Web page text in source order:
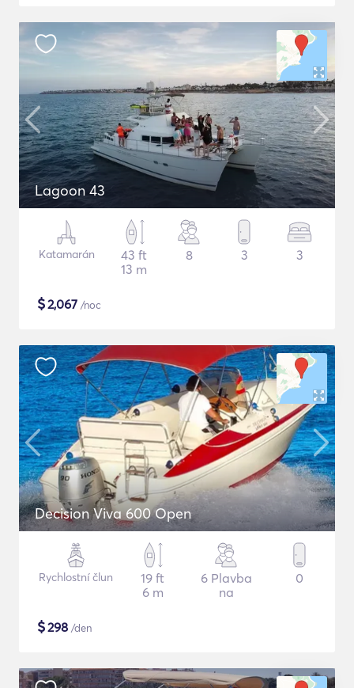
Lagoon 43
Katamarán
43 ft
13 m
8 3 3
$2,067 /noc
Decision Viva 600 Open
Rychlostní člun
19 ft
6 m
6 Plavba
na
0
$298 /den